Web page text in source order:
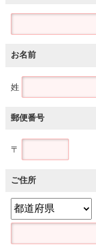
お名前
姓
郵便番号
〒
ご住所